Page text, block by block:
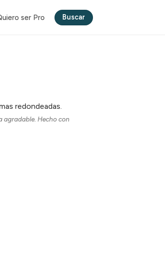
ser Pro Buscar
agradable. Hecho con